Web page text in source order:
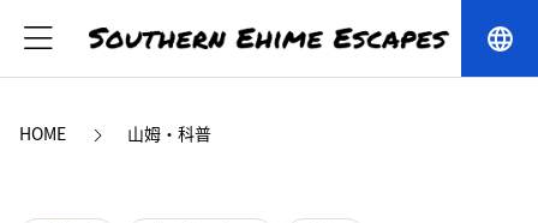
language
HOME 山姆·科普